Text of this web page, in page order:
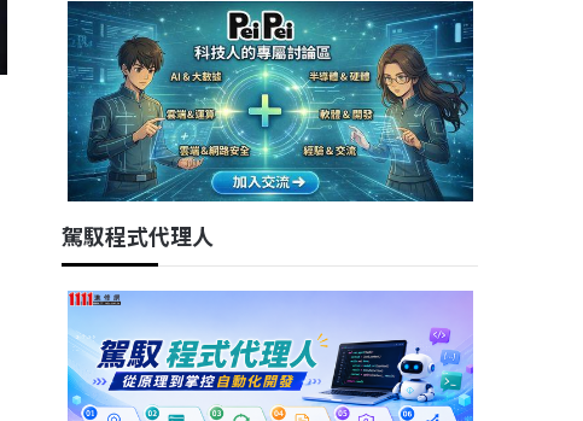
駕馭程式代理人